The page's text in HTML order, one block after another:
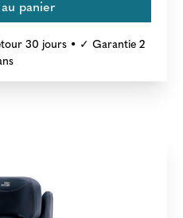
30 jours • ✓ Garantie 2